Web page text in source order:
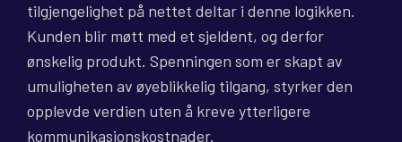
tilgjengelighet på nettet deltar i denne logikken.
Kunden blir møtt med et sjeldent, og derfor
ønskelig produkt. Spenningen som er skapt av
umuligheten av øyeblikkelig tilgang, styrker den
opplevde verdien uten å kreve ytterligere
kommunikasjonskostnader.